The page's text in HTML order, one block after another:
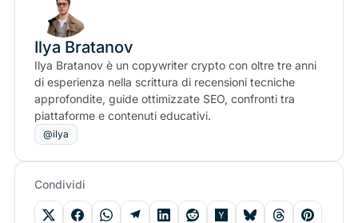
Ilya Bratanov
Ilya Bratanov è un copywriter crypto con oltre tre anni
di esperienza nella scrittura di recensioni tecniche
approfondite, guide ottimizzate SEO, confronti tra
piattaforme e contenuti educativi.
@ilya
Condividi